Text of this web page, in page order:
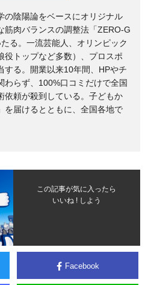
の陰陽論をベースにオリジナル
筋肉バランスの調整法「ZERO-G
る。一流芸能人、オリンピック
役トップなど多数）、プロスポ
する。開業以来10年間、HPやチ
わらず、100%口コミだけで全国
依頼が殺到している。子どもか
を届けるとともに、全国各地で
この記事が気に入ったら
いいね ! しよう
Facebook